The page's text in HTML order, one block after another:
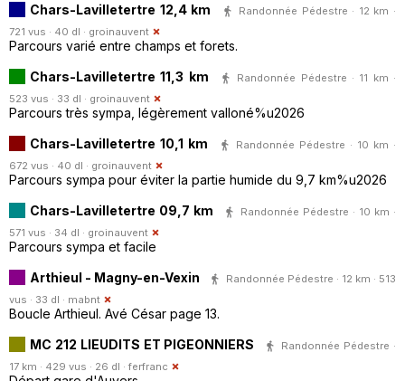
Chars-Lavilletertre 12,4 km
Randonnée Pédestre · 12 km ·
721 vus · 40 dl · groinauvent
Parcours varié entre champs et forets.
Chars-Lavilletertre 11,3 km
Randonnée Pédestre · 11 km ·
523 vus · 33 dl · groinauvent
Parcours très sympa, légèrement valloné%u2026
Chars-Lavilletertre 10,1 km
Randonnée Pédestre · 10 km ·
672 vus · 40 dl · groinauvent
Parcours sympa pour éviter la partie humide du 9,7 km%u2026
Chars-Lavilletertre 09,7 km
Randonnée Pédestre · 10 km ·
571 vus · 34 dl · groinauvent
Parcours sympa et facile
Arthieul - Magny-en-Vexin
Randonnée Pédestre · 12 km · 513
vus · 33 dl · mabnt
Boucle Arthieul. Avé César page 13.
MC 212 LIEUDITS ET PIGEONNIERS
Randonnée Pédestre ·
17 km · 429 vus · 26 dl · ferfranc